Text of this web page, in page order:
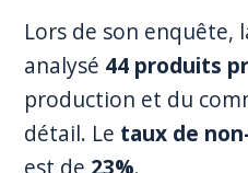
Lors de son enquête,
analysé 44 produits
production et du
détail. Le taux de